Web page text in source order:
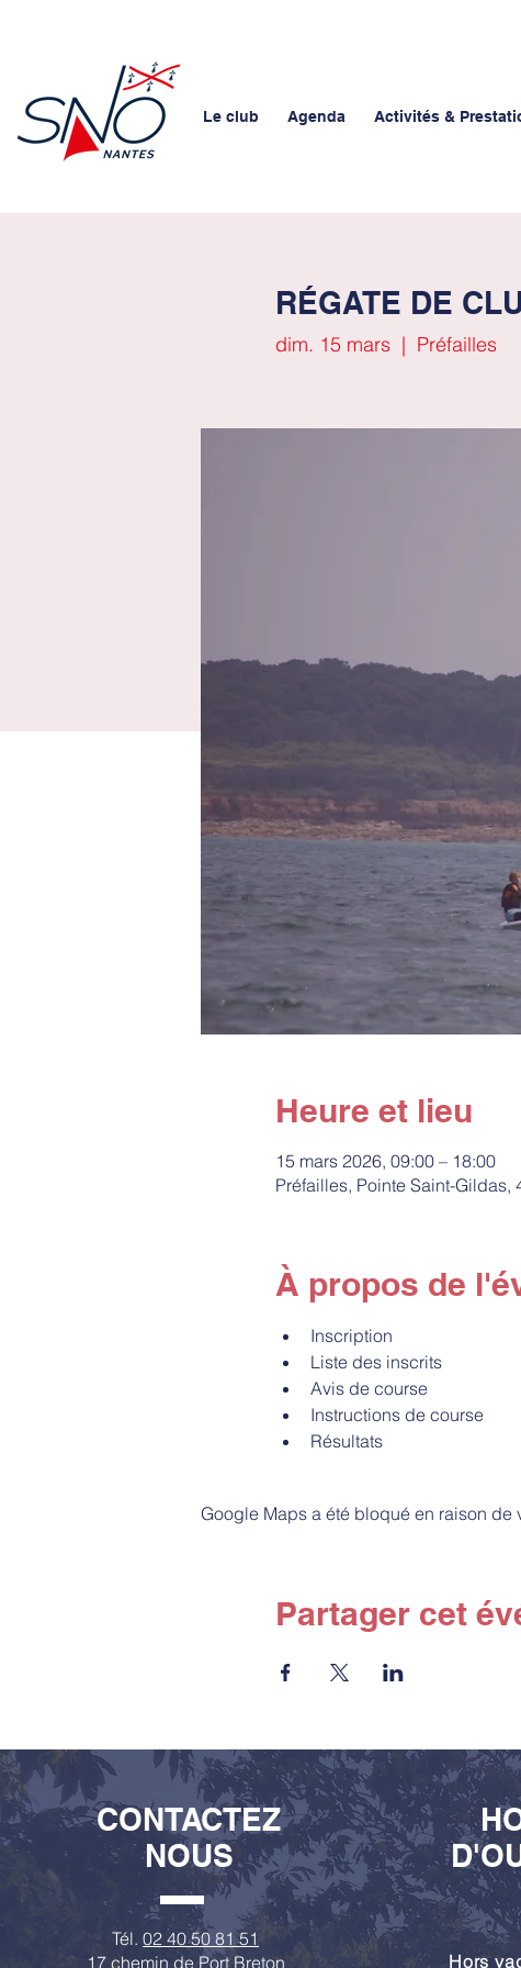
Le club Agenda Activités &
RÉGATE DE
dim. 15 mars
  |
Préfailles
Heure et lieu
15 mars 2026, 09:00 – 18:00
Préfailles, Pointe Saint-Gildas,
À propos de
Inscription
Liste des inscrits
Avis de course
Instructions de course
Résultats
Google Maps a été bloqué en raison
Partager cet
CONTACTEZ
NOUS
Tél.02 40 50 81 51
17 chemin de Port Breton
Hors